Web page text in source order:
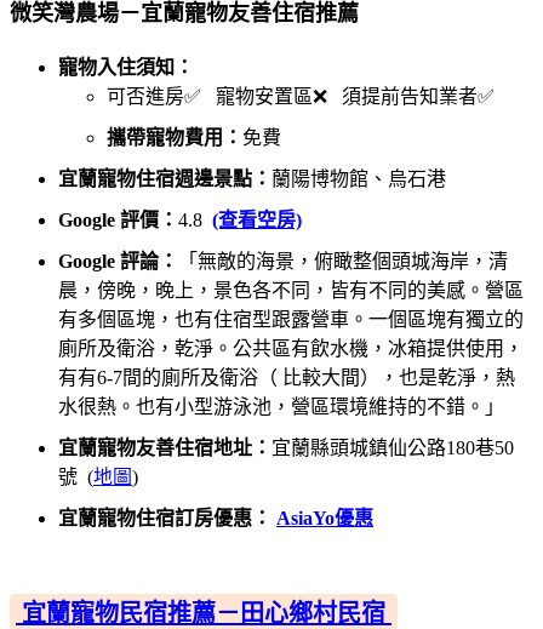
微笑灣農場－宜蘭寵物友善住宿推薦
寵物入住須知：
可否進房✅ 寵物安置區❌ 須提前告知業者✅
攜帶寵物費用： 免費
宜蘭寵物住宿週邊景點： 蘭陽博物館、烏石港
Google 評價： 4.8 (查看空房)
Google 評論：
「無敵的海景，俯瞰整個頭城海岸，清
晨，傍晚，晚上，景色各不同，皆有不同的美感。營區
有多個區塊，也有住宿型跟露營車。一個區塊有獨立的
廁所及衛浴，乾淨。公共區有飲水機，冰箱提供使用，
有有6-7間的廁所及衛浴（ 比較大間），也是乾淨，熱
水很熱。也有小型游泳池，營區環境維持的不錯。」
宜蘭寵物友善住宿地址： 宜蘭縣頭城鎮仙公路180巷50
號 (地圖)
宜蘭寵物住宿訂房優惠：
AsiaYo優惠
宜蘭寵物民宿推薦－田心鄉村民宿